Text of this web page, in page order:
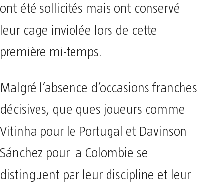
ont été sollicités mais ont conservé
leur cage inviolée lors de cette
première mi-temps.
Malgré l’absence d’occasions franches
décisives, quelques joueurs comme
Vitinha pour le Portugal et Davinson
Sánchez pour la Colombie se
distinguent par leur discipline et leur